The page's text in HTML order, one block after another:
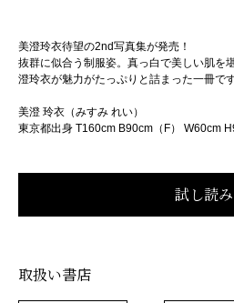
美澄玲衣待望の2nd写真集が発売！
抜群に似合う制服姿。真っ白で美しい肌を
澄玲衣が魅力がたっぷりと詰まった一冊です
美澄 玲衣（みすみ れい）
東京都出身 T160cm B90cm（F） W60cm
取扱い書店